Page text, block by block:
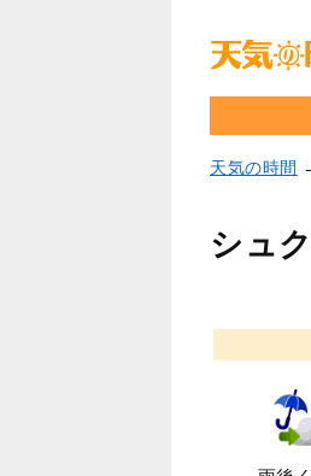
天気の時間
シュ